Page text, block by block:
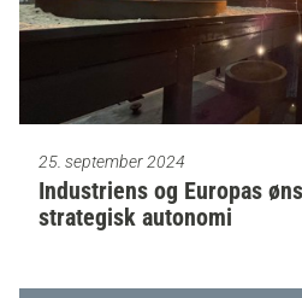
25. september 2024
Industriens og Europas
strategisk autonomi